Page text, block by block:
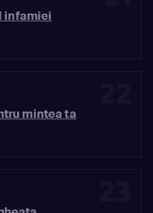
infamiei
mintea ta